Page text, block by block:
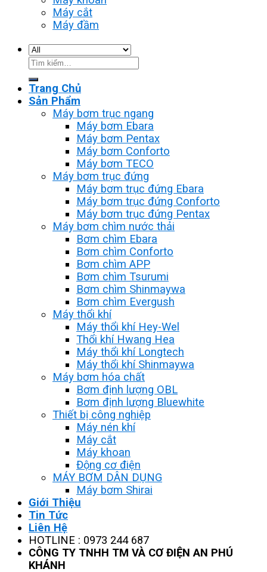
Máy cắt
Máy đầm
Tìm
kiếm:
Trang Chủ
Sản Phẩm
Máy bơm trục ngang
Máy bơm Ebara
Máy bơm Pentax
Máy bơm Conforto
Máy bơm TECO
Máy bơm trục đứng
Máy bơm trục đứng Ebara
Máy bơm trục đứng Conforto
Máy bơm trục đứng Pentax
Máy bơm chìm nước thải
Bơm chìm Ebara
Bơm chìm Conforto
Bơm chìm APP
Bơm chìm Tsurumi
Bơm chìm Shinmaywa
Bơm chìm Evergush
Máy thổi khí
Máy thổi khí Hey-Wel
Thổi khí Hwang Hea
Máy thổi khí Longtech
Máy thổi khí Shinmaywa
Máy bơm hóa chất
Bơm định lượng OBL
Bơm định lượng Bluewhite
Thiết bị công nghiệp
Máy nén khí
Máy cắt
Máy khoan
Động cơ điện
MÁY BƠM DÂN DỤNG
Máy bơm Shirai
Giới Thiệu
Tin Tức
Liên Hệ
HOTLINE : 0973 244 687
CÔNG TY TNHH TM VÀ CƠ ĐIỆN AN PHÚ
KHÁNH